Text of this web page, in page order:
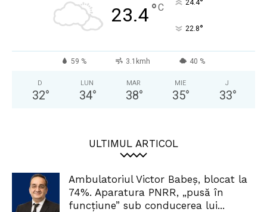
23.4°C 24.4
22.8°
59 % 3.1kmh 40 %
D
32°
LUN
34°
MAR
38°
MIE
35°
J
33°
ULTIMUL ARTICOL
Ambulatoriul Victor Babeș, blocat la
74%. Aparatura PNRR, „pusă în
funcțiune” sub conducerea lui...